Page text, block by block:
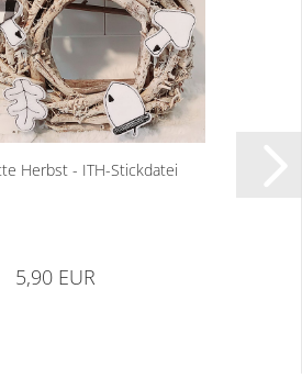
Herbst - ITH-Stickdatei
5,90 EUR